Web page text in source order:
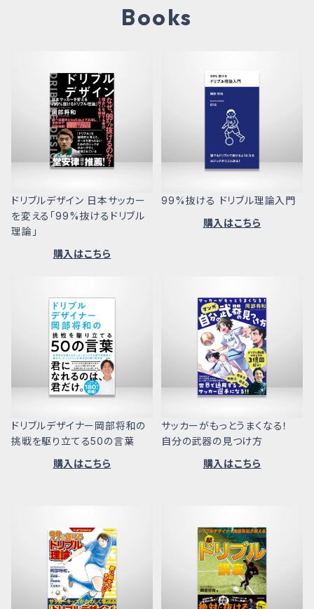
Books
ドリブルデザイン 日本サッカー
を変える「99%抜けるドリブル
理論」
購入はこちら
99%抜ける ドリブル理論入門
購入はこちら
ドリブルデザイナー岡部将和の
挑戦を駆り立てる50の言葉
購入はこちら
サッカーがもっとうまくなる！
自分の武器の見つけ方
購入はこちら